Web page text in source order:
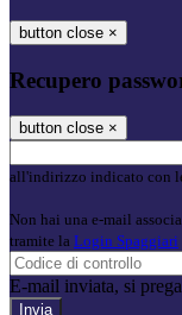
button close ×
Recupero
button close ×
all'indirizzo indicato con
Non hai una e-mail
tramite la Login Spaggiari
E-mail inviata, si